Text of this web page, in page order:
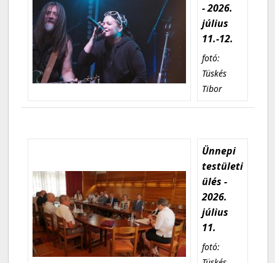
- 2026.
július
11.-12.
fotó:
Tüskés
Tibor
Ünnepi
testületi
ülés -
2026.
július
11.
fotó: